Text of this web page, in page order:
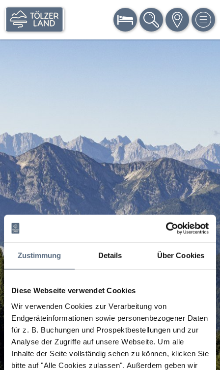
Zustimmung Details Über Cookies
Diese Webseite verwendet Cookies
Wir verwenden Cookies zur Verarbeitung von
Endgeräteinformationen sowie personenbezogener Daten
für z. B. Buchungen und Prospektbestellungen und zur
Analyse der Zugriffe auf unsere Webseite. Um alle
Inhalte der Seite vollständig sehen zu können, klicken Sie
bitte auf "Alle Cookies zulassen". Außerdem geben wir
BUCHEN SUCHE KARTE MENÜ